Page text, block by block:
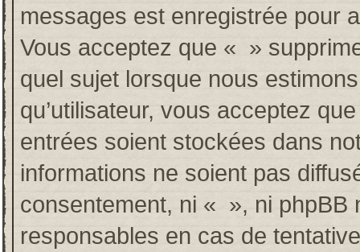
messages est enregistrée pour
Vous acceptez que « »
quel sujet lorsque nous
qu’utilisateur, vous acceptez
entrées soient stockées dans
informations ne soient pas
consentement, ni « », ni phpBB
responsables en cas de